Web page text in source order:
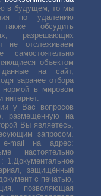
в будущем, то мы
по удалению
обсудить
разрешающих
не отслеживаем
самостоятельно
объектом
на сайт,
заранее отбора
нормой в мировом
у Вас вопросов
размещенную на
Вы являетесь,
запросом.
е-mail на адрес:
настоятельно
1.Документальное
защищённый
с печатью,
позволяющая